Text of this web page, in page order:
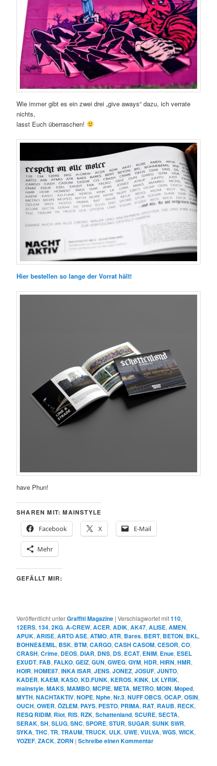
Wie immer gibt es ein zwei drei „give aways“ dazu, ich verrate
nichts,
lasst Euch überraschen!
Hier bestellen so lange der Vorrat hält!
have Phun!
SHAREN MIT: MAINSTYLE
Facebook
X E-Mail
Mehr
GEFÄLLT MIR:
Veröffentlicht unterGraffiti Magazine |Verschlagwortet mit110,
12ERS,134,2KG,A-CREW,ACER,ADIK,AK47,ALISE,AMEN,
APUK,ARISE,ARTO ASE,ATMO,ATR, Bares, BERT, BETON, BKL,
BOHNE&EMIL, BSK, BTM,CARGO,CASH CASOM,CESOR,CO,
CRASH,Crime, DEOS, DIAR, DNS, DS, ECAT, ENIM, Enue, ESEL
EXUDT,FAB,FALKO,GEIZ,GUN,GWEG,GYM,HDR,HIRN,HMR,
HOIR,HOME87,INKA ISAR,JENS,JONEZ,JOSUF,JUNTO,
KADER,KAEM,KASO,KD.FUNK,KEROS,KINK, LK LYRIK,
mainstyle,MAKS,MAMBO,MCPIE,META,METRO,MOIN,Moped,
MYTH,NACHTAKTIV,NOPE,Nphe,Nr.3,NUFF OBCS,OCAP,OSIN,
OUCH,OWER,ÖZLEM, PAYS, PESTO, PRIMA, RAT, RAUB, RECK,
RESQ RIDIM, Riot, RIS, RZK,Schattenland,SCURE,SECTA,
SERAK,SH,SLUG,SNC,SPORE,STUR,SUGAR,SUNK SWR,
SYKA,THC,TR,TRAUM,TRUCK, ULK, UWE,VULVA,WGS,WICK,
YOZEF,ZACK,ZORN |Schreibe einen Kommentar